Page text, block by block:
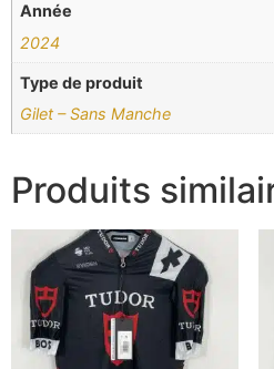
Année
2024
Type de produit
Gilet – Sans Manche
Produits